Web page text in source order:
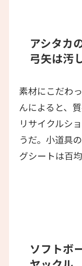
アシタカ
弓矢は汚
素材にこだわ
んによると、
リサイクルシ
うだ。小道具
グシートは百
ソフトボ